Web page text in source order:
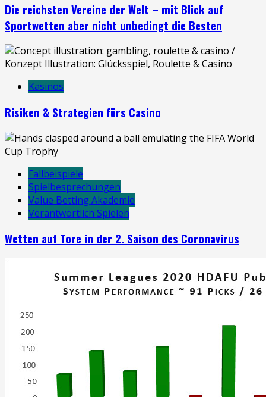
Die reichsten Vereine der Welt – mit Blick auf
Sportwetten aber nicht unbedingt die Besten
Kasinos
Risiken & Strategien fürs Casino
Fallbeispiele
Spielbesprechungen
Value Betting Akademie
Verantwortlich Spielen
Wetten auf Tore in der 2. Saison des Coronavirus